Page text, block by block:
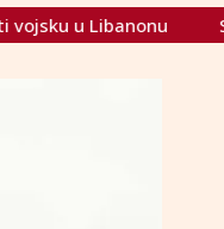
SAD i Iran bi u